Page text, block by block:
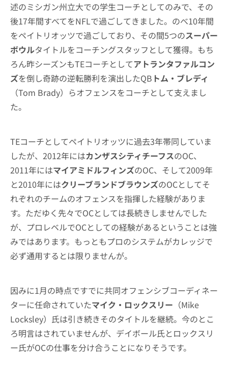
述のミシガン州立大での学生コーチとしてのみで、その
後17年間すべてをNFLで過ごしてきました。のべ10年間
をペイトリオッツで過ごしており、その間5つのスーパー
ボウルタイトルをコーチングスタッフとして獲得。もち
ろん昨シーズンもTEコーチとしてアトランタファルコン
ズを倒し奇跡の逆転勝利を演出したQB トム・ブレディ
（Tom Brady）らオフェンスをコーチとして支えまし
た。
TEコーチとしてペイトリオッツに過去3年帯同していま
したが、2012年にはカンザスシティチーフスのOC、
2011年にはマイアミドルフィンズのOC、そして2009年
と2010年にはクリーブランドブラウンズのOCとしてそ
れぞれのチームのオフェンスを指揮した経験がありま
す。ただゆく先々でOCとしては長続きしませんでした
が、プロレベルでOCとしての経験があるということは強
みではあります。もっともプロのシステムがカレッジで
必ず通用するとは限りませんが。
因みに1月の時点ですでに共同オフェンシブコーディネー
ターに任命されていたマイク・ロックスリー （Mike
Locksley）氏は引き続きそのタイトルを継続。今のとこ
ろ明言はされていませんが、デイボール氏とロックスリ
ー氏がOCの仕事を分け合うことになりそうです。